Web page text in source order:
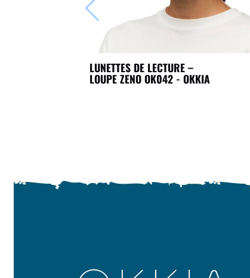
LUNETTES DE LECTURE –
LOUPE ZENO OK042 - OKKIA